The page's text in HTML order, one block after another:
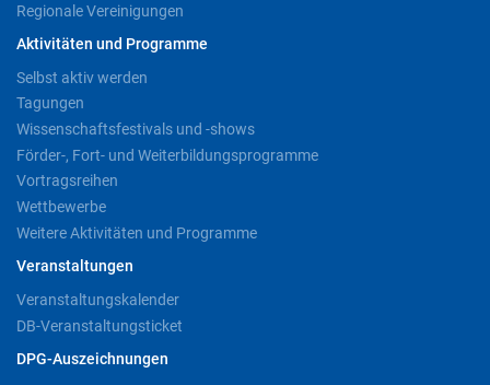
Regionale Vereinigungen
Aktivitäten und Programme
Selbst aktiv werden
Tagungen
Wissenschaftsfestivals und -shows
Förder-, Fort- und Weiterbildungsprogramme
Vortragsreihen
Wettbewerbe
Weitere Aktivitäten und Programme
Veranstaltungen
Veranstaltungskalender
DB-Veranstaltungsticket
DPG-Auszeichnungen